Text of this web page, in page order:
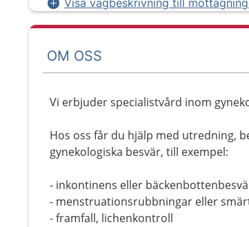
Visa vägbeskrivning till
OM OSS
Vi erbjuder specialistvård inom
Hos oss får du hjälp med utredning,
gynekologiska besvär, till exempel:
- inkontinens eller
- menstruationsrubbningar eller
- framfall, lichenkontroll